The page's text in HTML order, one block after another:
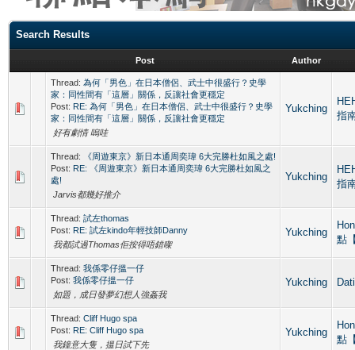
Search Results
Post Author
Thread: 為何「男色」在日本僧侶、武士中很盛行？史學
家：同性間有「這層」關係，反讓社會更穩定
Post: RE: 為何「男色」在日本僧侶、武士中很盛行？史學
家：同性間有「這層」關係，反讓社會更穩定
好有劇情 嗚哇
Yukching
指
Thread:
《周遊東京》新日本通周奕瑋 6大完勝杜如風之處!
Post: RE: 《周遊東京》新日本通周奕瑋 6大完勝杜如風之
處!
Jarvis都幾好推介
Yukching
指
Thread: 試左thomas
Post: RE: 試左kindo年輕技師Danny
我都試過Thomas佢按得唔錯㗎
Yukching
點
Thread: 我係零仔搵一仔
Post: 我係零仔搵一仔
如題，成日發夢幻想人強姦我
Yukching
Thread: Cliff Hugo spa
Post: RE: Cliff Hugo spa
我鐘意大隻，搵日試下先
Yukching
點